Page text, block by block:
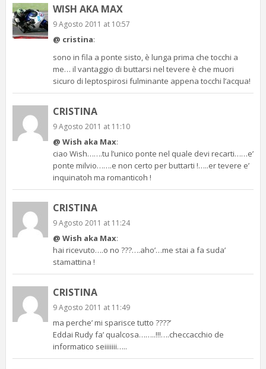
WISH AKA MAX
9 Agosto 2011 at 10:57
@ cristina:
sono in fila a ponte sisto, è lunga prima che tocchi a
me… il vantaggio di buttarsi nel tevere è che muori
sicuro di leptospirosi fulminante appena tocchi l’acqua!
CRISTINA
9 Agosto 2011 at 11:10
@ Wish aka Max:
ciao Wish…….tu l’unico ponte nel quale devi recarti……e’
ponte milvio…….e non certo per buttarti !…..er tevere e’
inquinatoh ma romanticoh !
CRISTINA
9 Agosto 2011 at 11:24
@ Wish aka Max:
hai ricevuto….o no ???….aho’…me stai a fa suda’
stamattina !
CRISTINA
9 Agosto 2011 at 11:49
ma perche’ mi sparisce tutto ????’
Eddai Rudy fa’ qualcosa……..!!!….checcacchio de
informatico seiiiiiii…..